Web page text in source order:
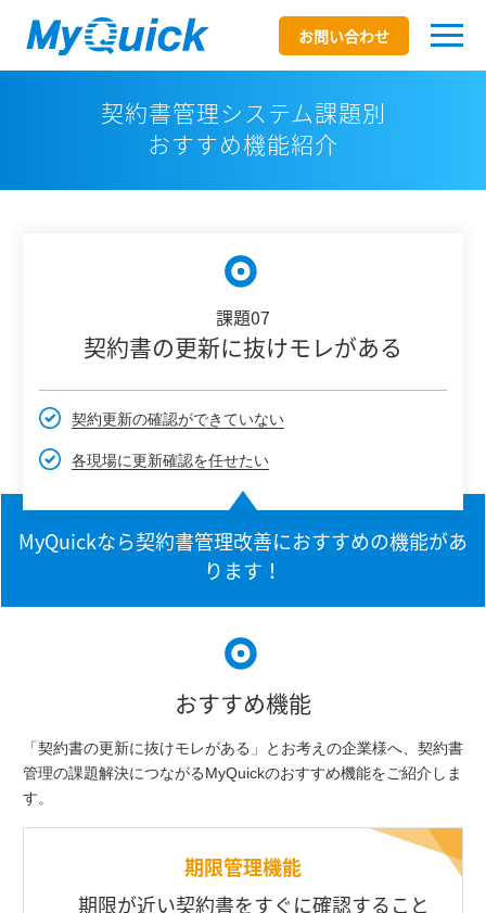
お問い合わせ
契約書管理システム課題別
おすすめ機能紹介
課題07
契約書の更新に抜けモレがある
契約更新の確認ができていない
各現場に更新確認を任せたい
MyQuickなら契約書管理改善におすすめの機能があ
ります！
おすすめ機能
「契約書の更新に抜けモレがある」とお考えの企業様へ、 契約書
管理の課題解決につながるMyQuickのおすすめ機能をご紹介しま
す。
期限管理機能
期限が近い契約書をすぐに確認すること